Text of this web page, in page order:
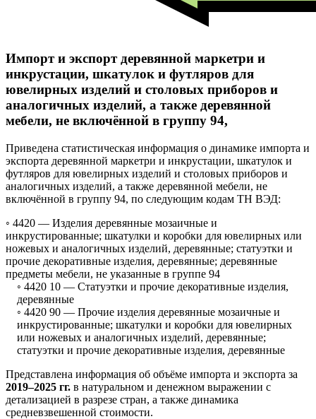
Импорт и экспорт деревянной маркетри и
инкрустации, шкатулок и футляров для
ювелирных изделий и столовых приборов и
аналогичных изделий, а также деревянной
мебели, не включённой в группу 94,
Приведена статистическая информация о динамике импорта и
экспорта деревянной маркетри и инкрустации, шкатулок и
футляров для ювелирных изделий и столовых приборов и
аналогичных изделий, а также деревянной мебели, не
включённой в группу 94, по следующим кодам ТН ВЭД:
◦ 4420 — Изделия деревянные мозаичные и
инкрустированные; шкатулки и коробки для ювелирных или
ножевых и аналогичных изделий, деревянные; статуэтки и
прочие декоративные изделия, деревянные; деревянные
предметы мебели, не указанные в группе 94
◦ 4420 10 — Статуэтки и прочие декоративные изделия,
деревянные
◦ 4420 90 — Прочие изделия деревянные мозаичные и
инкрустированные; шкатулки и коробки для ювелирных
или ножевых и аналогичных изделий, деревянные;
статуэтки и прочие декоративные изделия, деревянные
Представлена информация об объёме импорта и экспорта за
2019–2025 гг. в натуральном и денежном выражении с
детализацией в разрезе стран, а также динамика
средневзвешенной стоимости.